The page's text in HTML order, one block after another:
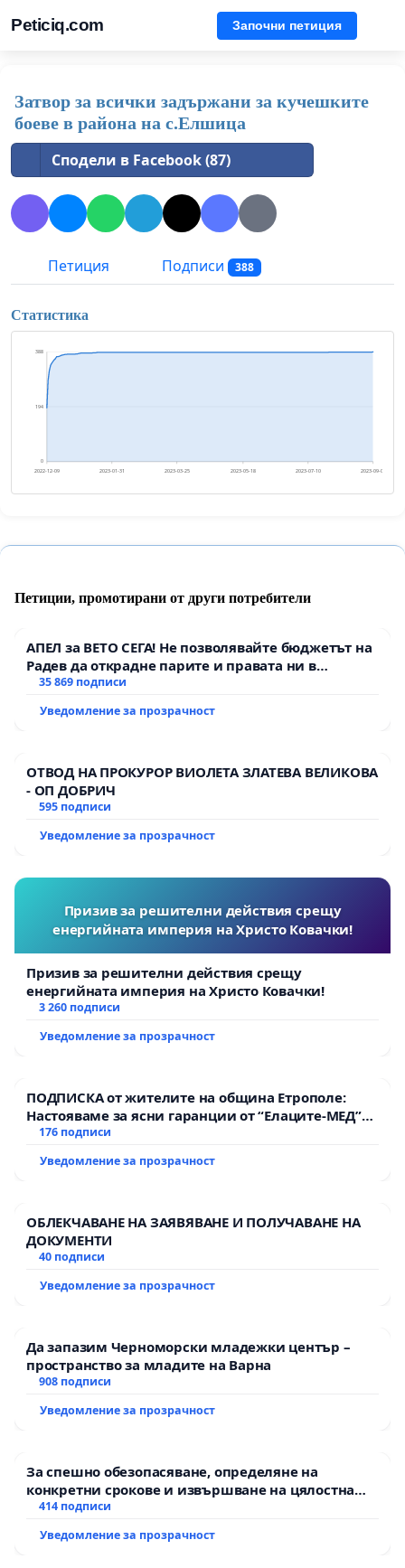
Peticiq.com Започни петиция
Затвор за всички задържани за кучешките
боеве в района на с.Елшица
Сподели в Facebook (87)
Петиция Подписи 388
Статистика
0
194
388
2022-12-09 2023-01-31 2023-03-25 2023-05-18 2023-07-10 2023-09-01
Петиции, промотирани от други потребители
АПЕЛ за ВЕТО СЕГА! Не позволявайте бюджетът на
Радев да открадне парите и правата ни в
тъмното
35 869 подписи
Уведомление за прозрачност
ОТВОД НА ПРОКУРОР ВИОЛЕТА ЗЛАТЕВА ВЕЛИКОВА
- ОП ДОБРИЧ
595 подписи
Уведомление за прозрачност
Призив за решителни действия срещу
енергийната империя на Христо Ковачки!
Призив за решителни действия срещу
енергийната империя на Христо Ковачки!
3 260 подписи
Уведомление за прозрачност
ПОДПИСКА от жителите на община Етрополе:
Настояваме за ясни гаранции от “Елаците-МЕД”
АД и от държавата, че ще се изпълнят всички
176 подписи
Уведомление за прозрачност
ОБЛЕКЧАВАНЕ НА ЗАЯВЯВАНЕ И ПОЛУЧАВАНЕ НА
ДОКУМЕНТИ
40 подписи
Уведомление за прозрачност
Да запазим Черноморски младежки център –
пространство за младите на Варна
908 подписи
Уведомление за прозрачност
За спешно обезопасяване, определяне на
конкретни срокове и извършване на цялостна
рехабилитация на републиканския път между
Мирово - к.к. Момин проход
414 подписи
Уведомление за прозрачност